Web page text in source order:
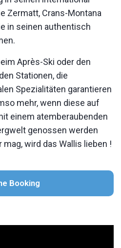
Zermatt, Crans-Montana
in seinen authentisch
Après-Ski oder den
Stationen, die
Spezialitäten garantieren
mehr, wenn diese auf
einem atemberaubenden
genossen werden
mag, wird das Wallis lieben !
Booking